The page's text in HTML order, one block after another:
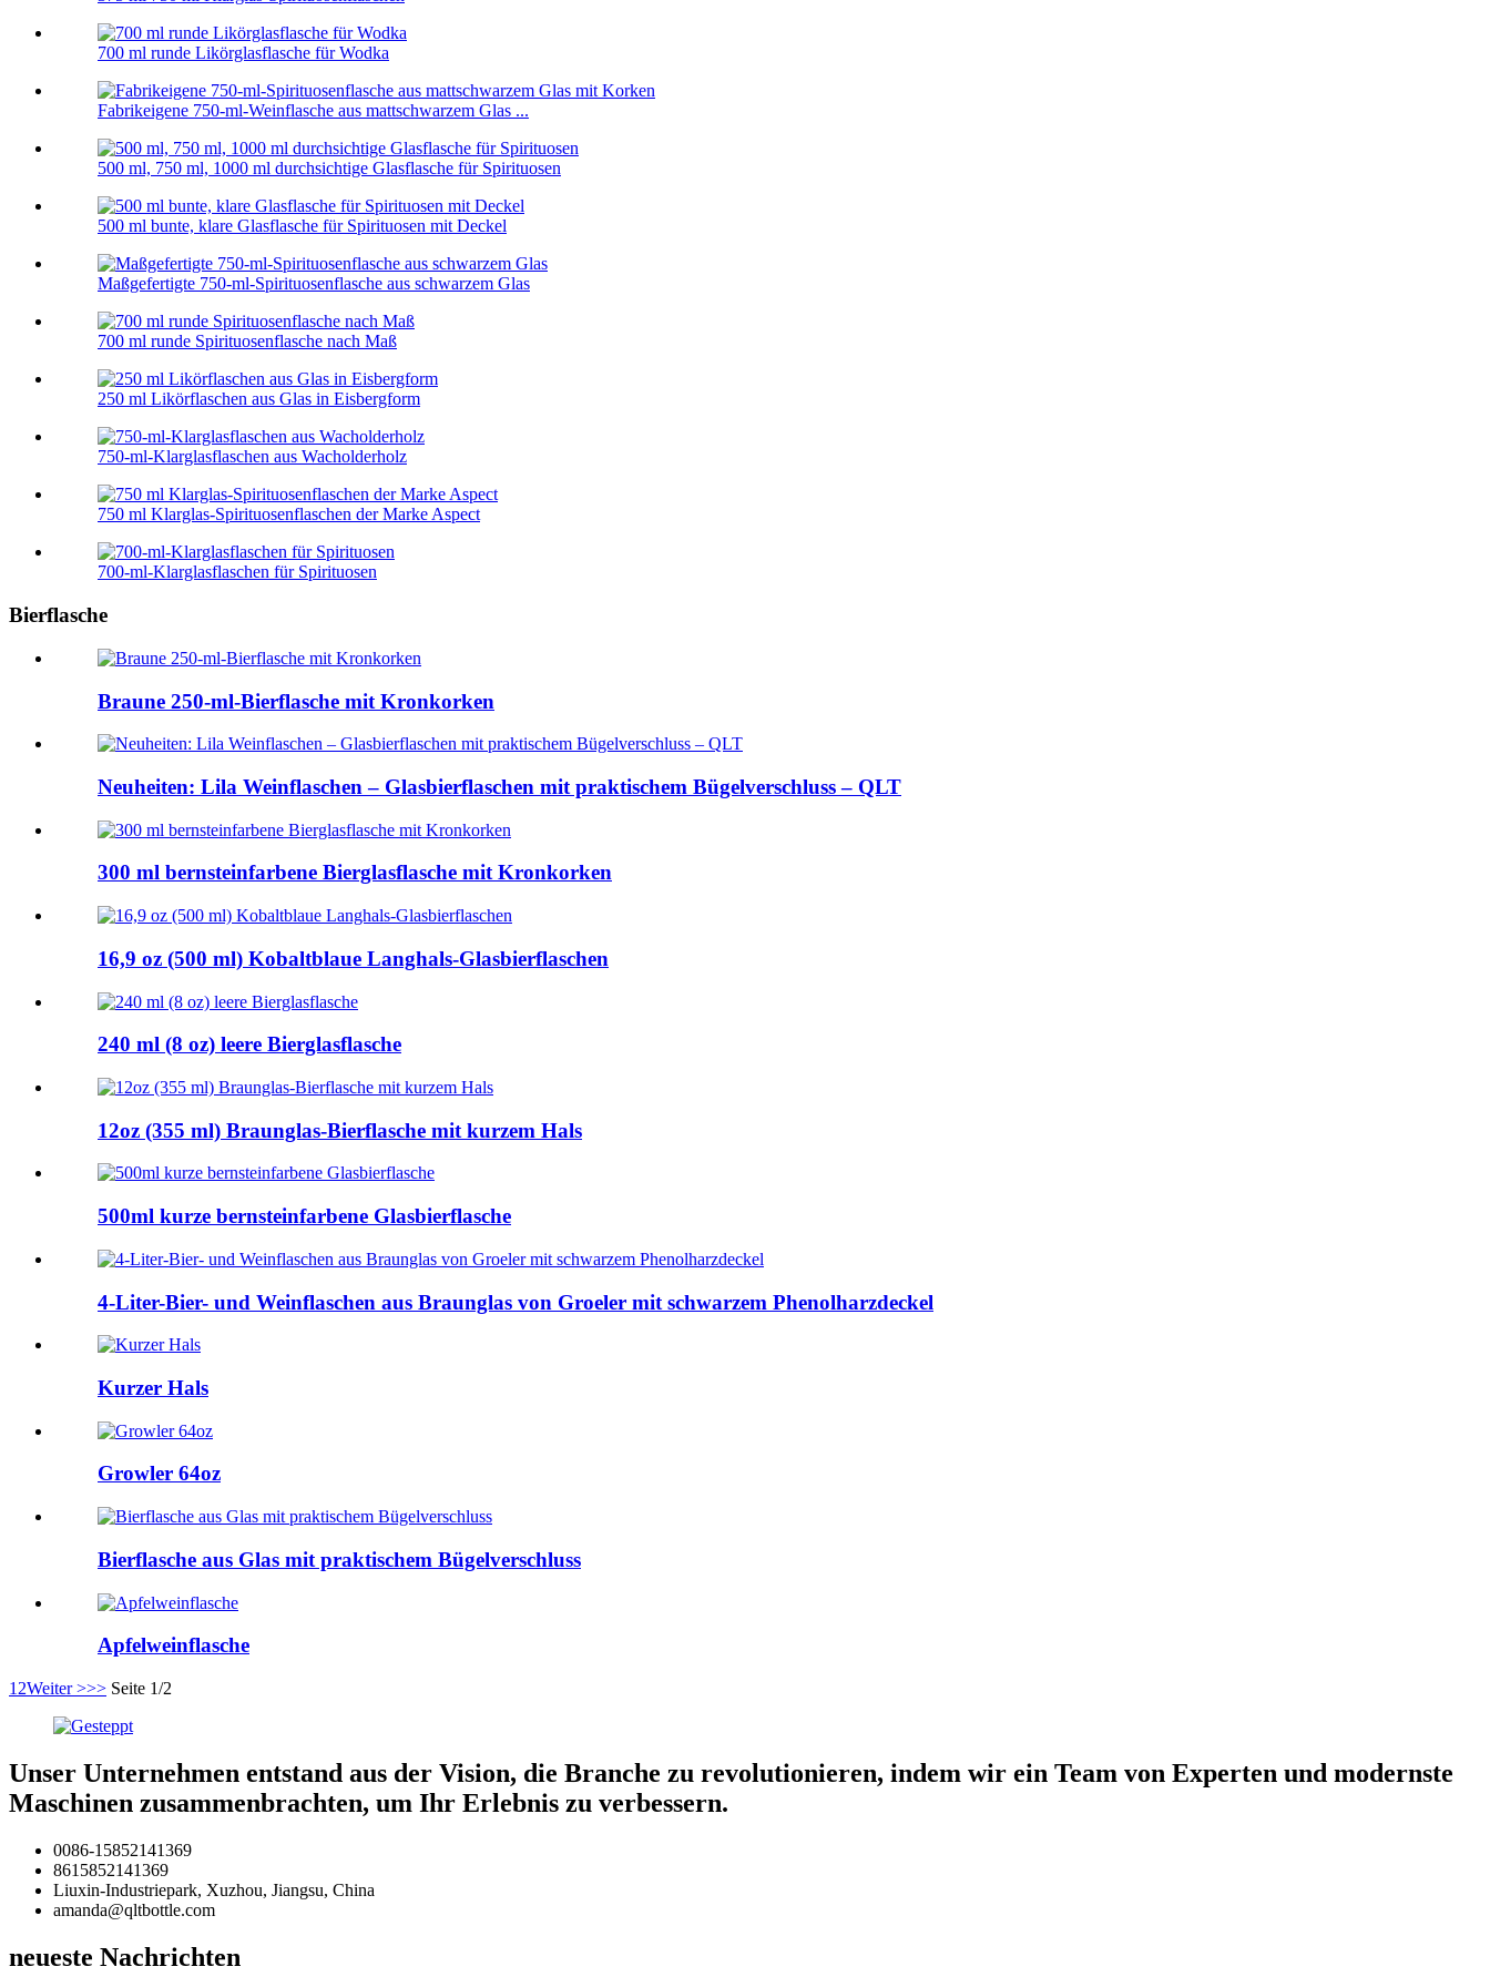
700 ml runde Likörglasflasche für Wodka
Fabrikeigene 750-ml-Weinflasche aus mattschwarzem Glas ...
500 ml, 750 ml, 1000 ml durchsichtige Glasflasche für Spirituosen
500 ml bunte, klare Glasflasche für Spirituosen mit Deckel
Maßgefertigte 750-ml-Spirituosenflasche aus schwarzem Glas
700 ml runde Spirituosenflasche nach Maß
250 ml Likörflaschen aus Glas in Eisbergform
750-ml-Klarglasflaschen aus Wacholderholz
750 ml Klarglas-Spirituosenflaschen der Marke Aspect
700-ml-Klarglasflaschen für Spirituosen
Bierflasche
Braune 250-ml-Bierflasche mit Kronkorken
Neuheiten: Lila Weinflaschen – Glasbierflaschen mit praktischem Bügelverschluss – QLT
300 ml bernsteinfarbene Bierglasflasche mit Kronkorken
16,9 oz (500 ml) Kobaltblaue Langhals-Glasbierflaschen
240 ml (8 oz) leere Bierglasflasche
12oz (355 ml) Braunglas-Bierflasche mit kurzem Hals
500ml kurze bernsteinfarbene Glasbierflasche
4-Liter-Bier- und Weinflaschen aus Braunglas von Groeler mit schwarzem Phenolharzdeckel
Kurzer Hals
Growler 64oz
Bierflasche aus Glas mit praktischem Bügelverschluss
Apfelweinflasche
1 2Weiter >>> Seite 1/2
Unser Unternehmen entstand aus der Vision, die Branche zu revolutionieren, indem wir ein Team von Experten und modernste
Maschinen zusammenbrachten, um Ihr Erlebnis zu verbessern.
0086-15852141369
8615852141369
Liuxin-Industriepark, Xuzhou, Jiangsu, China
amanda@qltbottle.com
neueste Nachrichten